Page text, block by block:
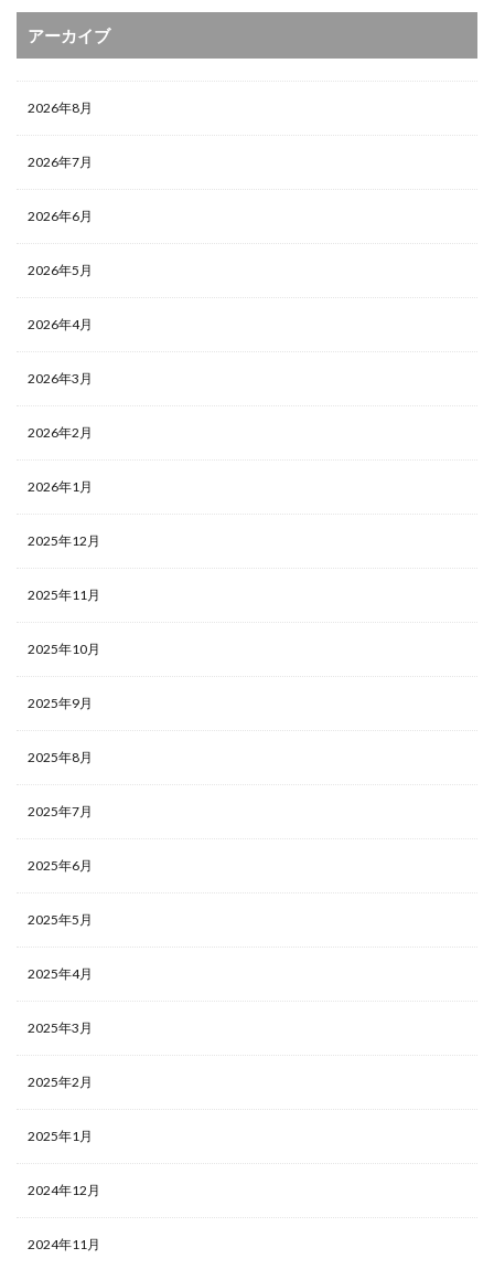
アーカイブ
2026年8月
2026年7月
2026年6月
2026年5月
2026年4月
2026年3月
2026年2月
2026年1月
2025年12月
2025年11月
2025年10月
2025年9月
2025年8月
2025年7月
2025年6月
2025年5月
2025年4月
2025年3月
2025年2月
2025年1月
2024年12月
2024年11月